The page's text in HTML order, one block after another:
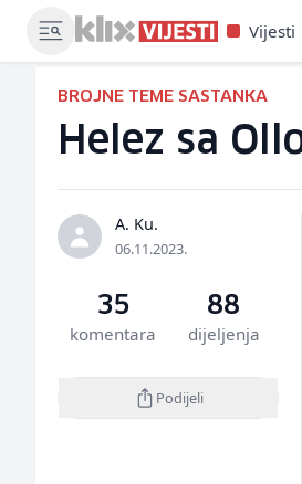
Vijesti
BROJNE TEME SASTANKA
Helez sa
A. Ku.
06.11.2023.
35
komentara
88
dijeljenja
Podijeli